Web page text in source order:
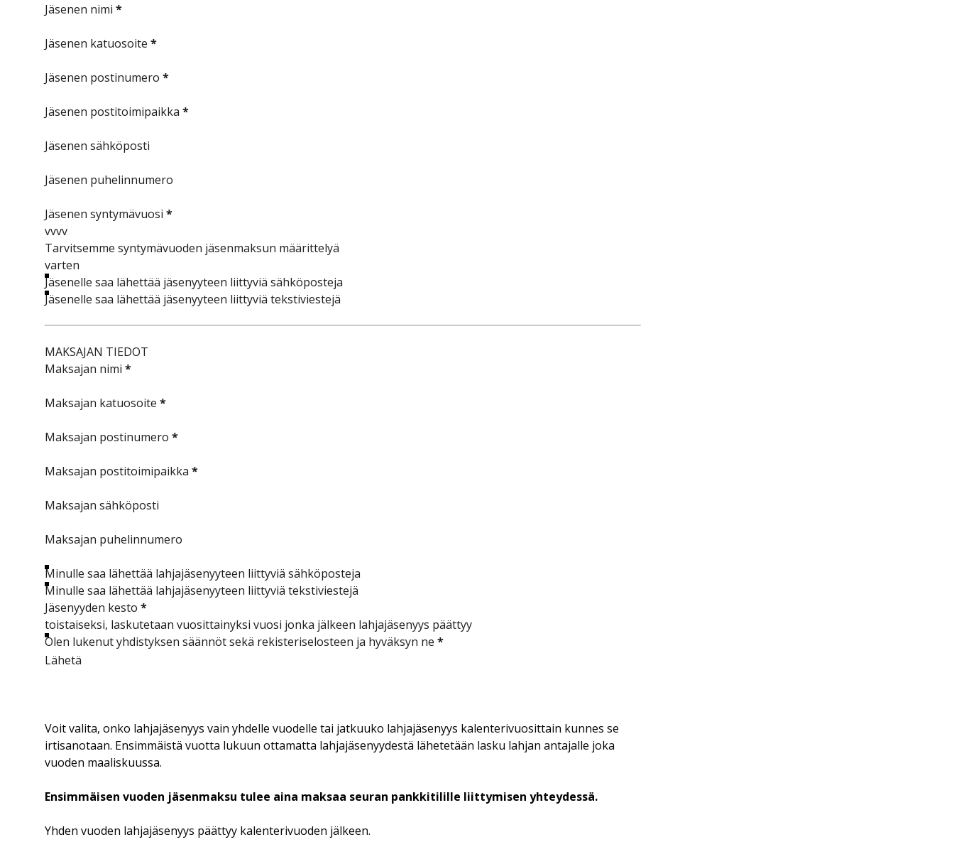
JÄSENEN TIEDOT
Jäsenen nimi *
Jäsenen katuosoite *
Jäsenen postinumero *
Jäsenen postitoimipaikka *
Jäsenen sähköposti
Jäsenen puhelinnumero
Jäsenen syntymävuosi *
Tarvitsemme syntymävuoden jäsenmaksun määrittelyä
varten
Jäsenelle saa lähettää jäsenyyteen liittyviä sähköposteja
Jäsenelle saa lähettää jäsenyyteen liittyviä tekstiviestejä
MAKSAJAN TIEDOT
Maksajan nimi *
Maksajan katuosoite *
Maksajan postinumero *
Maksajan postitoimipaikka *
Maksajan sähköposti
Maksajan puhelinnumero
Minulle saa lähettää lahjajäsenyyteen liittyviä sähköposteja
Minulle saa lähettää lahjajäsenyyteen liittyviä tekstiviestejä
Jäsenyyden kesto *
toistaiseksi, laskutetaan vuosittainyksi vuosi jonka jälkeen lahjajäsenyys päättyy
Olen lukenut yhdistyksen säännöt sekä rekisteriselosteen ja hyväksyn ne *
Lähetä
Voit valita, onko lahjajäsenyys vain yhdelle vuodelle tai jatkuuko lahjajäsenyys kalenterivuosittain kunnes se
irtisanotaan. Ensimmäistä vuotta lukuun ottamatta lahjajäsenyydestä lähetetään lasku lahjan antajalle joka
vuoden maaliskuussa.
Ensimmäisen vuoden jäsenmaksu tulee aina maksaa seuran pankkitilille liittymisen yhteydessä.
Yhden vuoden lahjajäsenyys päättyy kalenterivuoden jälkeen.